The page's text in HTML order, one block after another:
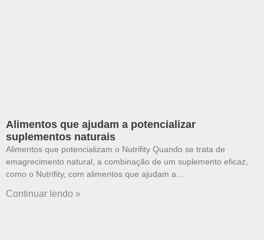
Alimentos que ajudam a potencializar
suplementos naturais
Alimentos que potencializam o Nutrifity Quando se trata de
emagrecimento natural, a combinação de um suplemento eficaz,
como o Nutrifity, com alimentos que ajudam a
Continuar lendo »